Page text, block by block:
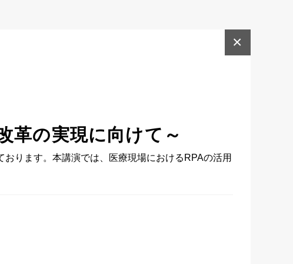
×
革の実現に向けて～
ります。本講演では、医療現場におけるRPAの活用